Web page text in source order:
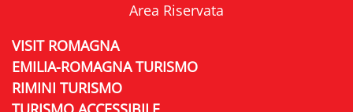
Area Riservata
VISIT ROMAGNA
EMILIA-ROMAGNA TURISMO
RIMINI TURISMO